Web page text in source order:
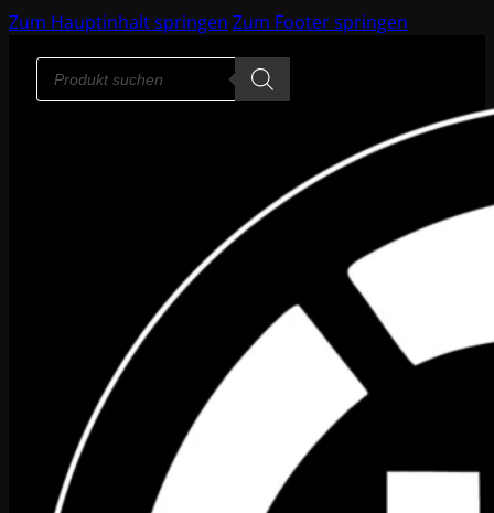
Zum Hauptinhalt springen Zum Footer springen
Products
search